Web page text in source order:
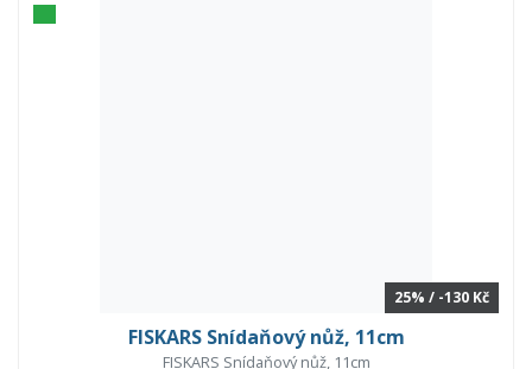
25% / -130 Kč
FISKARS Snídaňový nůž, 11cm
FISKARS Snídaňový nůž, 11cm